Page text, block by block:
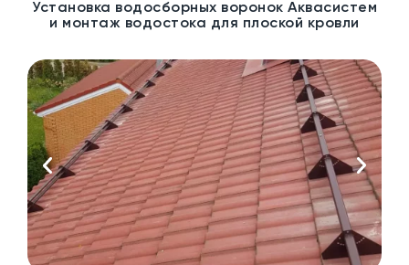
Установка водосборных воронок Аквасистем
и монтаж водостока для плоской кровли